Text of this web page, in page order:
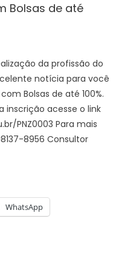
Bolsas de até
da profissão do
notícia para você
Bolsas de até 100%.
inscrição acesse o link
PNZ0003 Para mais
8956 Consultor
WhatsApp